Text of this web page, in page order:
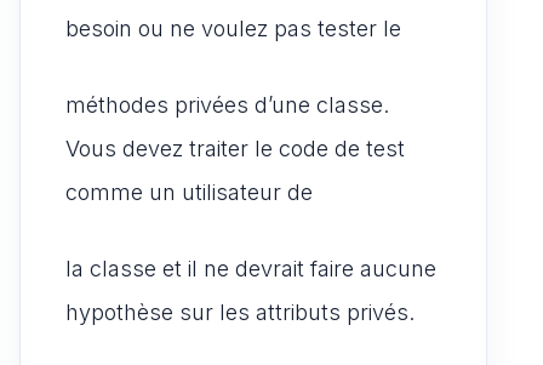
besoin ou ne voulez pas tester le
méthodes privées d’une classe.
Vous devez traiter le code de test
comme un utilisateur de
la classe et il ne devrait faire aucune
hypothèse sur les attributs privés.